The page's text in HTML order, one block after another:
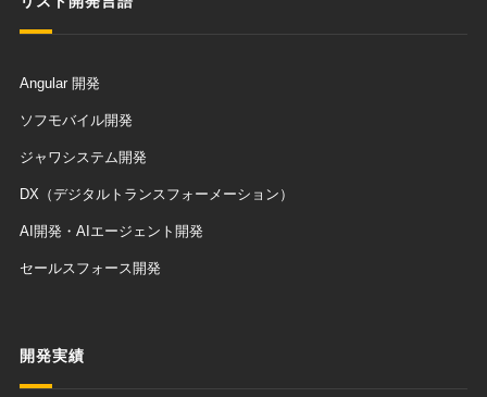
Angular 開発
ソフモバイル開発
ジャワシステム開発
DX（デジタルトランスフォーメーション）
AI開発・AIエージェント開発
セールスフォース開発
開発実績